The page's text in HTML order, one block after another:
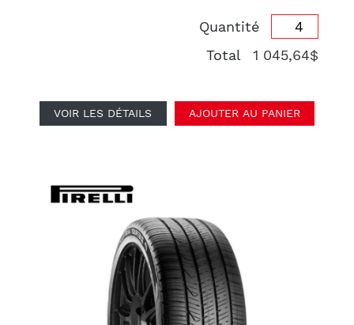
Quantité
Total
1 045,64$
VOIR LES DÉTAILS AJOUTER AU PANIER